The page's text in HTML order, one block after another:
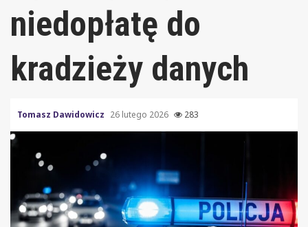
niedopłatę do
kradzieży danych
Tomasz Dawidowicz 26 lutego 2026 283